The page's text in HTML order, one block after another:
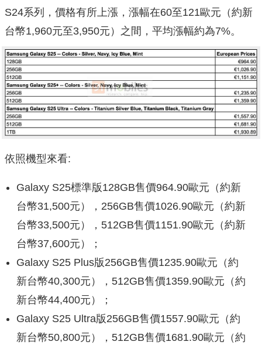
S24系列，價格有所上漲，漲幅在60至121歐元（約新
台幣1,960元至3,950元）之間，平均漲幅約為7%。
依照機型來看:
Galaxy S25標準版128GB售價964.90歐元（約新
台幣31,500元），256GB售價1026.90歐元（約新
台幣33,500元），512GB售價1151.90歐元（約新
台幣37,600元）；
Galaxy S25 Plus版256GB售價1235.90歐元（約
新台幣40,300元），512GB售價1359.90歐元（約
新台幣44,400元）；
Galaxy S25 Ultra版256GB售價1557.90歐元（約
新台幣50,800元），512GB售價1681.90歐元（約